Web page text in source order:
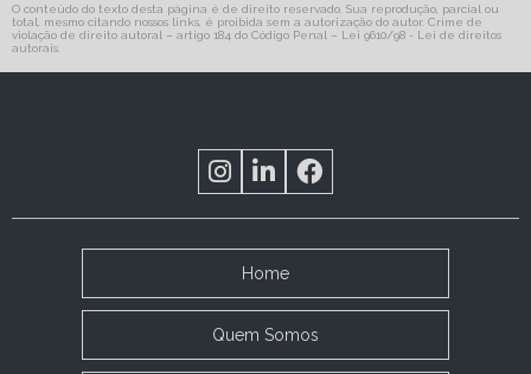
O conteúdo do texto desta página é de direito reservado. Sua reprodução, parcial ou
total, mesmo citando nossos links, é proibida sem a autorização do autor. Crime de
violação de direito autoral – artigo 184 do Código Penal – Lei 9610/98 - Lei de direitos
autorais
Home
Quem Somos